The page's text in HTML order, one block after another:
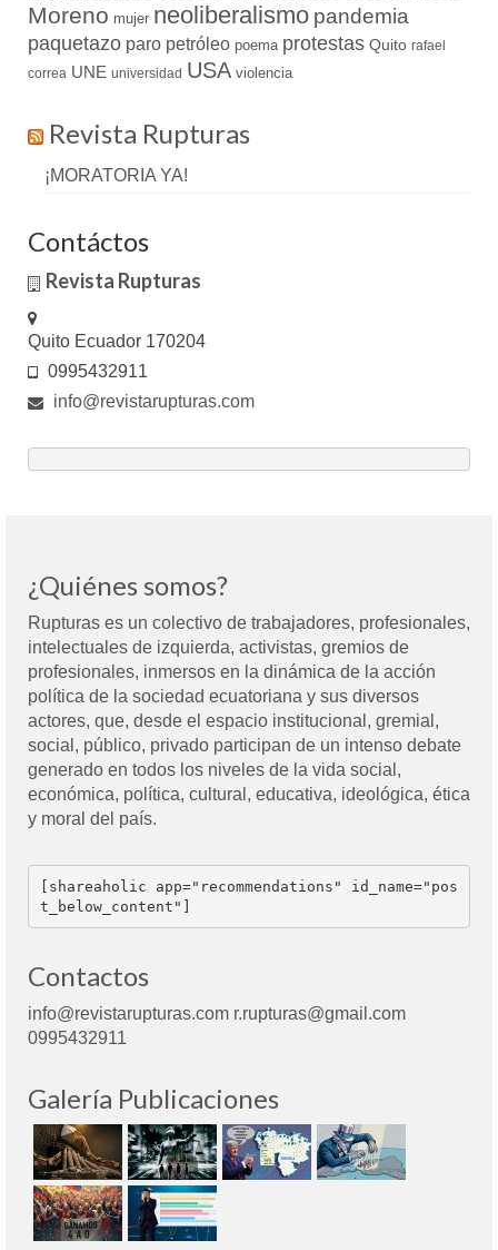
Moreno mujer neoliberalismo pandemia
paquetazo paro petróleo poema protestas Quito rafael
correa UNE universidad USA violencia
Revista Rupturas
¡MORATORIA YA!
Contáctos
Revista Rupturas
Quito Ecuador 170204
0995432911
info@revistarupturas.com
¿Quiénes somos?
Rupturas es un colectivo de trabajadores, profesionales,
intelectuales de izquierda, activistas, gremios de
profesionales, inmersos en la dinámica de la acción
política de la sociedad ecuatoriana y sus diversos
actores, que, desde el espacio institucional, gremial,
social, público, privado participan de un intenso debate
generado en todos los niveles de la vida social,
económica, política, cultural, educativa, ideológica, ética
y moral del país.
[shareaholic app="recommendations" id_name="pos
t_below_content"]
Contactos
info@revistarupturas.com r.rupturas@gmail.com
0995432911
Galería Publicaciones